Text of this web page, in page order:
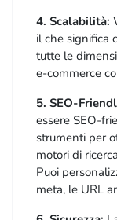
4. Scalabilità:
il che significa
tutte le
e-commerce
5. SEO-
essere SEO-
strumenti per
motori di
Puoi
meta, le URL